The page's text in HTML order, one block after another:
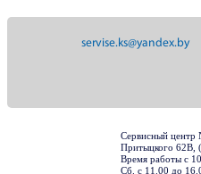
servise.ks@yandex.by
Сервисный центр
Притыцкого 62В,
Время работы с
Сб. с 11.00 до